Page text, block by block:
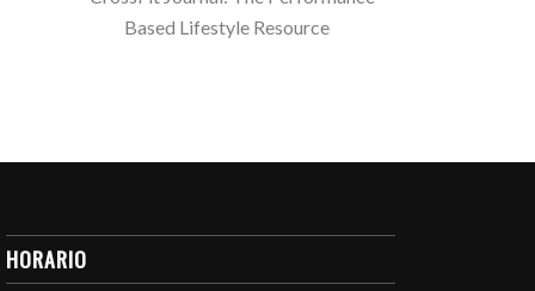
HORARIO